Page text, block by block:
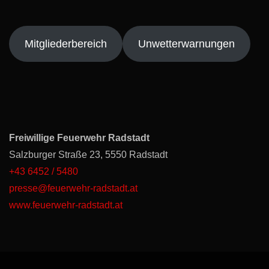
Mitgliederbereich Unwetterwarnungen
Freiwillige Feuerwehr Radstadt
Salzburger Straße 23, 5550 Radstadt
+43 6452 / 5480
presse@feuerwehr-radstadt.at
www.feuerwehr-radstadt.at